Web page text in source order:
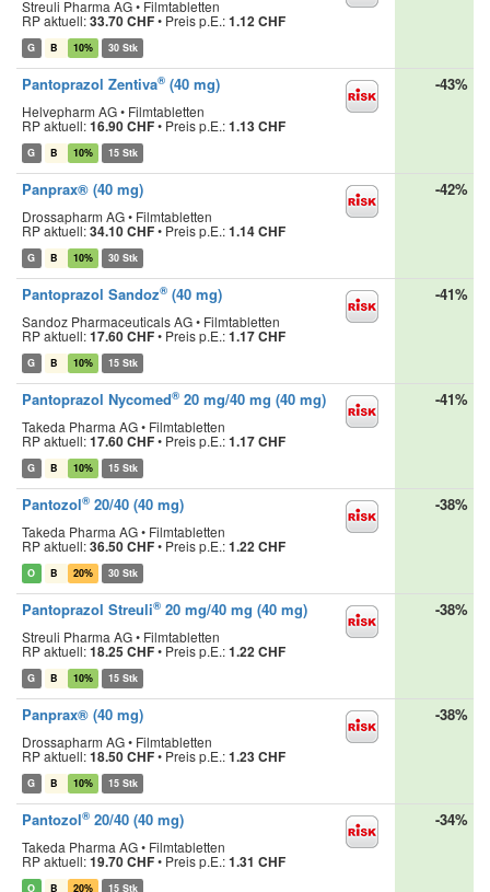
Streuli Pharma AG • Filmtabletten
RP aktuell:33.70 CHF• Preis p.E.:1.12 CHF
G B 10% 30 Stk
Pantoprazol Zentiva® (40 mg)
Helvepharm AG • Filmtabletten
RP aktuell:16.90 CHF• Preis p.E.:1.13 CHF
G B 10% 15 Stk
-43%
Panprax® (40 mg)
Drossapharm AG • Filmtabletten
RP aktuell:34.10 CHF• Preis p.E.:1.14 CHF
G B 10% 30 Stk
-42%
Pantoprazol Sandoz® (40 mg)
Sandoz Pharmaceuticals AG • Filmtabletten
RP aktuell:17.60 CHF• Preis p.E.:1.17 CHF
G B 10% 15 Stk
-41%
Pantoprazol Nycomed® 20 mg/40 mg (40 mg)
Takeda Pharma AG • Filmtabletten
RP aktuell:17.60 CHF• Preis p.E.:1.17 CHF
G B 10% 15 Stk
-41%
Pantozol® 20/40 (40 mg)
Takeda Pharma AG • Filmtabletten
RP aktuell:36.50 CHF• Preis p.E.:1.22 CHF
O B 20% 30 Stk
-38%
Pantoprazol Streuli® 20 mg/40 mg (40 mg)
Streuli Pharma AG • Filmtabletten
RP aktuell:18.25 CHF• Preis p.E.:1.22 CHF
G B 10% 15 Stk
-38%
Panprax® (40 mg)
Drossapharm AG • Filmtabletten
RP aktuell:18.50 CHF• Preis p.E.:1.23 CHF
G B 10% 15 Stk
-38%
Pantozol® 20/40 (40 mg)
Takeda Pharma AG • Filmtabletten
RP aktuell:19.70 CHF• Preis p.E.:1.31 CHF
O B 20% 15 Stk
-34%